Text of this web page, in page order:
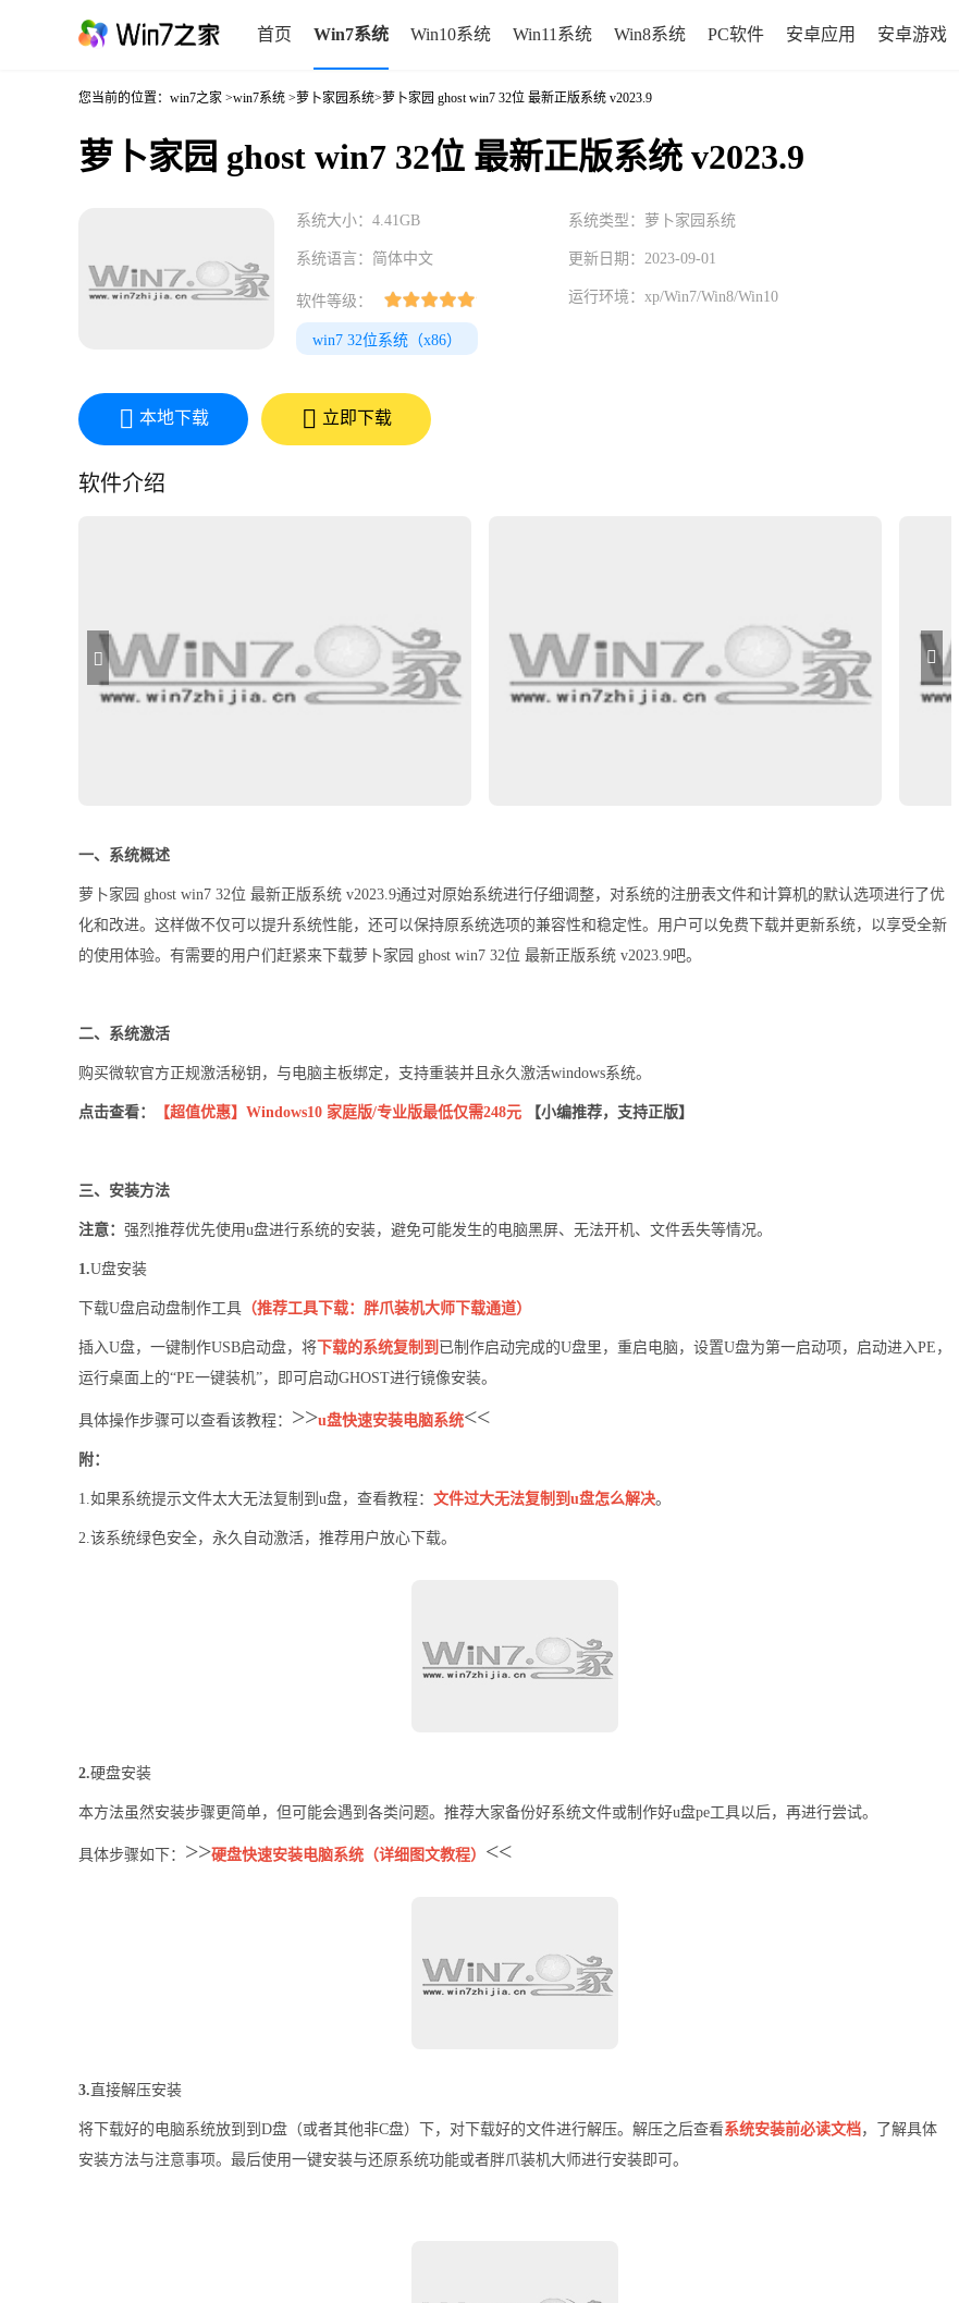
首页 Win7系统 Win10系统 Win11系统 Win8系统 PC软件 安卓应用 安卓游戏
您当前的位置： win7之家 >win7系统 >萝卜家园系统>萝卜家园 ghost win7 32位 最新正版系统 v2023.9
萝卜家园 ghost win7 32位 最新正版系统 v2023.9
系统大小：4.41GB 系统类型：萝卜家园系统
系统语言：简体中文 更新日期：2023-09-01
软件等级： 运行环境： xp/Win7/Win8/Win10
win7 32位系统（x86）
本地下载 立即下载
软件介绍
一、系统概述
萝卜家园 ghost win7 32位 最新正版系统 v2023.9通过对原始系统进行仔细调整，对系统的注册表文件和计算机的默认选项进行了优
化和改进。这样做不仅可以提升系统性能，还可以保持原系统选项的兼容性和稳定性。用户可以免费下载并更新系统，以享受全新
的使用体验。有需要的用户们赶紧来下载萝卜家园 ghost win7 32位 最新正版系统 v2023.9吧。
二、系统激活
购买微软官方正规激活秘钥，与电脑主板绑定，支持重装并且永久激活windows系统。
点击查看： 【超值优惠】Windows10 家庭版/专业版最低仅需248元 【小编推荐，支持正版】
三、安装方法
注意： 强烈推荐优先使用u盘进行系统的安装，避免可能发生的电脑黑屏、无法开机、文件丢失等情况。
1.U盘安装
下载U盘启动盘制作工具 （推荐工具下载： 胖爪装机大师下载通道）
插入U盘，一键制作USB启动盘，将 下载的系统复制到 已制作启动完成的U盘里，重启电脑，设置U盘为第一启动项，启动进入PE，
运行桌面上的“PE一键装机”，即可启动GHOST进行镜像安装。
具体操作步骤可以查看该教程： >>u盘快速安装电脑系统<<
附：
1.如果系统提示文件太大无法复制到u盘，查看教程： 文件过大无法复制到u盘怎么解决。
2.该系统绿色安全，永久自动激活，推荐用户放心下载。
2.硬盘安装
本方法虽然安装步骤更简单，但可能会遇到各类问题。推荐大家备份好系统文件或制作好u盘pe工具以后，再进行尝试。
具体步骤如下： >>硬盘快速安装电脑系统（详细图文教程） <<
3. 直接解压安装
将下载好的电脑系统放到到D盘（或者其他非C盘）下，对下载好的文件进行解压。解压之后查看系统安装前必读文档，了解具体
安装方法与注意事项。最后使用一键安装与还原系统功能或者胖爪装机大师进行安装即可。